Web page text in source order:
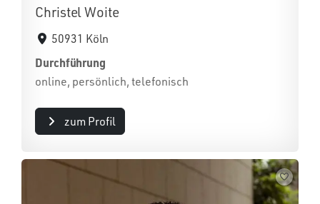
Christel Woite
50931 Köln
Durchführung
online, persönlich, telefonisch
zum Profil